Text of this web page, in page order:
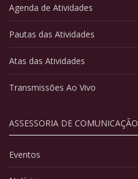
Agenda de Atividades
Pautas das Atividades
Atas das Atividades
Transmissões Ao Vivo
ASSESSORIA DE COMUNICAÇÃO
Eventos